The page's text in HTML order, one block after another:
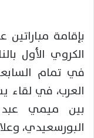
بإقامة
الكروي الأول
في تمام
العرب، في لقاء
بين ميمي عبد
البورسعيدي،